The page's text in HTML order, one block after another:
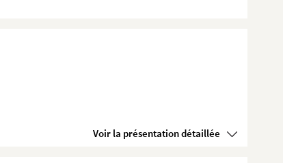
Voir la présentation détaillée